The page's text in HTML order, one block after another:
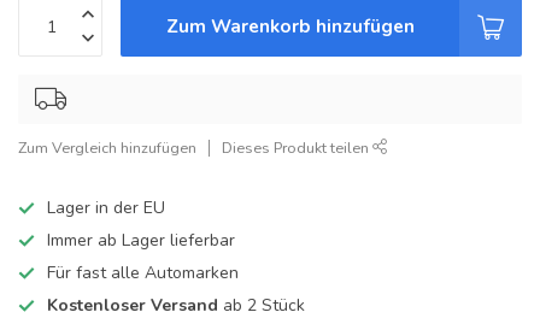
Zum Warenkorb hinzufügen
Zum Vergleich hinzufügen Dieses Produkt teilen
Lager in der EU
Immer ab Lager lieferbar
Für fast alle Automarken
Kostenloser Versand ab 2 Stück